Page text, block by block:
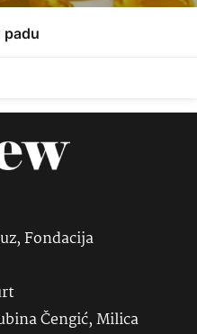
padu
Fondacija
Čengić, Milica